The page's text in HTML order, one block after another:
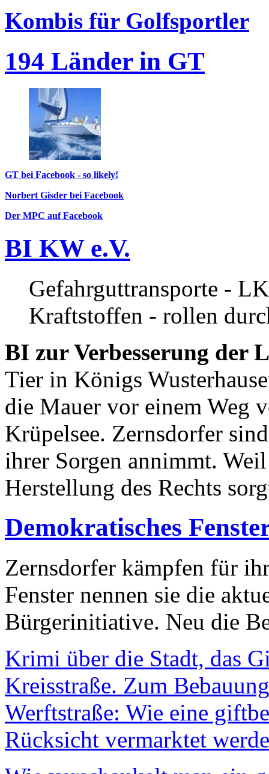
Kombis für Golfsportler
194 Länder in GT
GT bei Facebook - so likely!
Norbert Gisder bei Facebook
Der MPC auf Facebook
BI KW e.V.
Gefahrguttransporte -
Kraftstoffen - rollen
BI zur Verbesserung der
Tier in Königs
die Mauer vor einem Weg
Krüpelsee. Zernsdorfer
ihrer Sorgen annimmt.
Herstellung des Rechts
Demokratisches
Zernsdorfer kämpfen für
Fenster nennen sie die
Bürgerinitiative. Neu die
Krimi über die Stadt, das
Kreisstraße. Zum
Werftstraße: Wie eine
Rücksicht vermarktet